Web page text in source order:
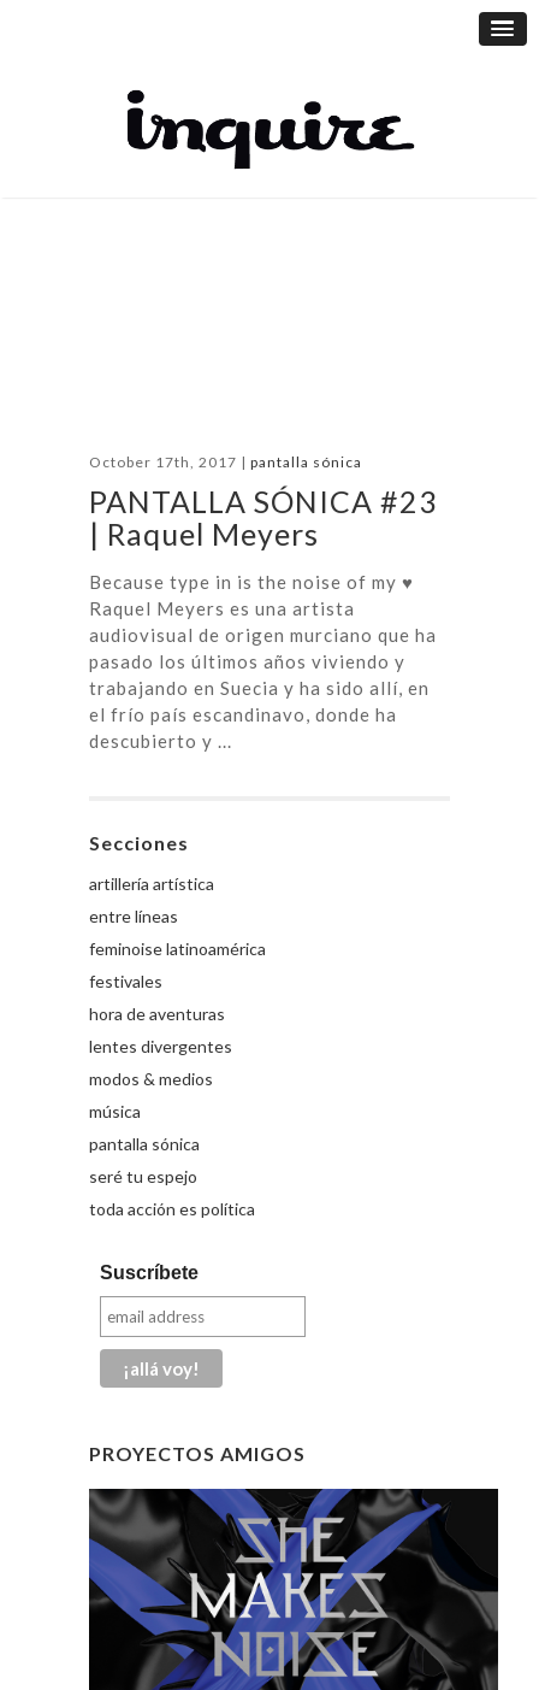
October 17th, 2017 | pantalla sónica
PANTALLA SÓNICA #23
| Raquel Meyers
Because type in is the noise of my ♥
Raquel Meyers es una artista
audiovisual de origen murciano que ha
pasado los últimos años viviendo y
trabajando en Suecia y ha sido allí, en
el frío país escandinavo, donde ha
descubierto y ...
Secciones
artillería artística
entre líneas
feminoise latinoamérica
festivales
hora de aventuras
lentes divergentes
modos & medios
música
pantalla sónica
seré tu espejo
toda acción es política
Suscríbete
PROYECTOS AMIGOS